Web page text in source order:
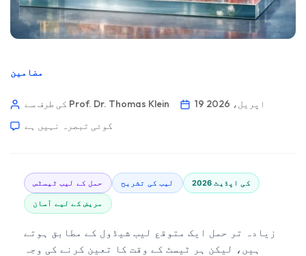
مضامین
کی طرف سے Prof. Dr. Thomas Klein
19 اپریل، 2026
کوئی تبصرہ نہیں ہے
حمل کے لیب ٹیسٹس لیب کی تشریح 2026 کی اپڈیٹ
مریض کے لیے آسان
زیادہ تر حمل ایک متوقع لیب شیڈول کے مطابق ہوتے
ہیں، لیکن ہر ٹیسٹ کے وقت کا تعین کرنے کی وجہ